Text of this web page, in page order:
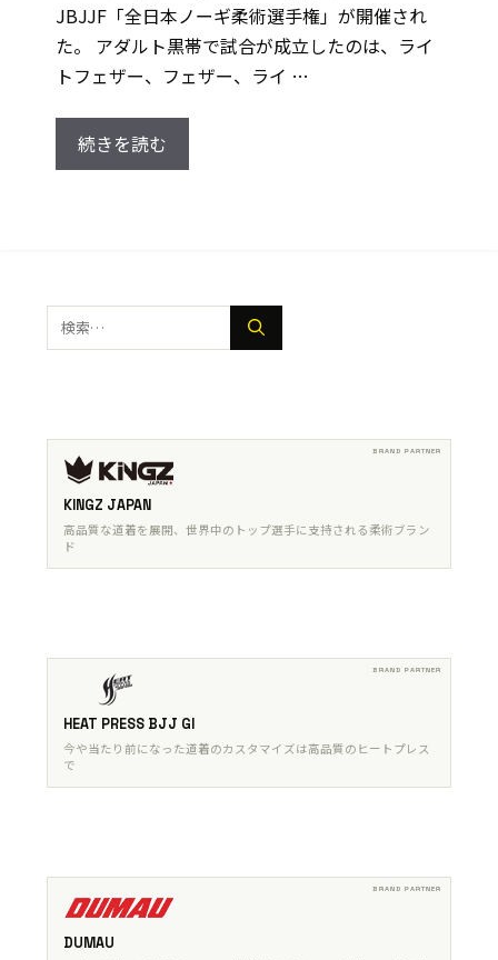
JBJJF「全日本ノーギ柔術選手権」が開催され
た。 アダルト黒帯で試合が成立したのは、ライ
トフェザー、フェザー、ライ …
続きを読む
検
索:
KINGZ JAPAN
高品質な道着を展開、世界中のトップ選手に支持される柔術ブラン
ド
HEAT PRESS BJJ GI
今や当たり前になった道着のカスタマイズは高品質のヒートプレス
で
DUMAU